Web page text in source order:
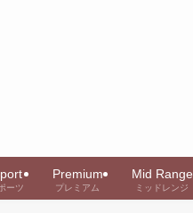
ーツ
Premium
プレミアム
Mid Range
ミッドレンジ